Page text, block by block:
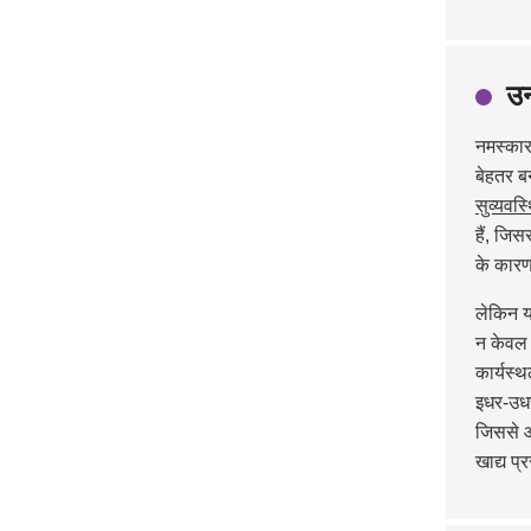
बेहतर
हैं,
के कारण
लेकिन
न केवल
इधर-
जिससे
खाद्य